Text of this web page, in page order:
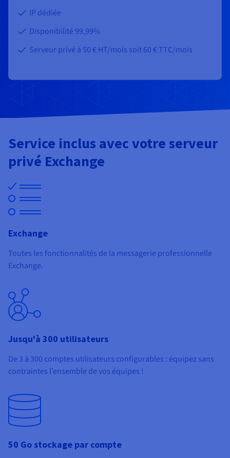
Tarifs
Documentation
Roadmap & Changelog
Observabilité
Roadmap & Changelog
Roadmap & Changelog
Roadmap & Changelog
Documentation
Roadmap & Changelog
IP dédiée
Disponibilité 99,99%
Serveur privé à 50 €HT/mois soit60 €TTC/mois
Service inclus avec votre serveur
privé Exchange
Exchange
Toutes les fonctionnalités de la messagerie professionnelle
Exchange.
Jusqu'à 300 utilisateurs
De 3 à 300 comptes utilisateurs configurables : équipez sans
contraintes l’ensemble de vos équipes !
50 Go stockage par compte